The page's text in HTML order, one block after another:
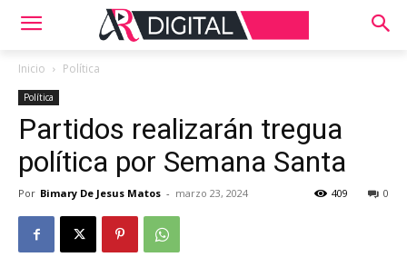
Inicio Política
Política
Partidos realizarán tregua
política por Semana Santa
Por Bimary De Jesus Matos - marzo 23, 2024 0
409